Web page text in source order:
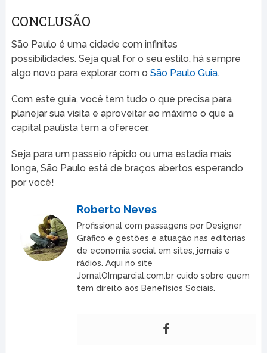
CONCLUSÃO
São Paulo é uma cidade com infinitas
possibilidades. Seja qual for o seu estilo, há sempre
algo novo para explorar com o São Paulo Guia.
Com este guia, você tem tudo o que precisa para
planejar sua visita e aproveitar ao máximo o que a
capital paulista tem a oferecer.
Seja para um passeio rápido ou uma estadia mais
longa, São Paulo está de braços abertos esperando
por você!
Roberto Neves
Profissional com passagens por Designer
Gráfico e gestões e atuação nas editorias
de economia social em sites, jornais e
rádios. Aqui no site
JornalOImparcial.com.br cuido sobre quem
tem direito aos Benefísios Sociais.